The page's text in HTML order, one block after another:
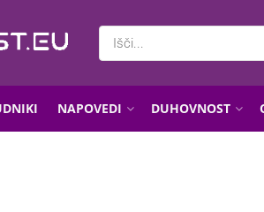
NAPOVEDI DUHOVNOST